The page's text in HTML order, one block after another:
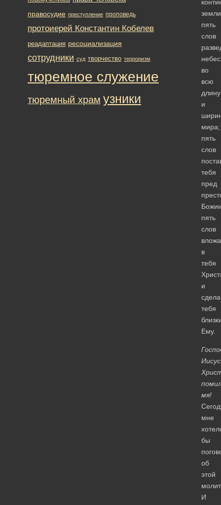
пять
слов
во
всю
длину
и
мира;
пять
слов
тебя
пред
пять
слов
в
тебя
и
тебя
Ему.
мя!
мне
бы
об
этой
И
правосудие преступление проповедь
протоиерей Константин Кобелев
реадаптация ресоциализация
сотрудники суд творчество терроризм
тюремное служение
тюремный храм узники